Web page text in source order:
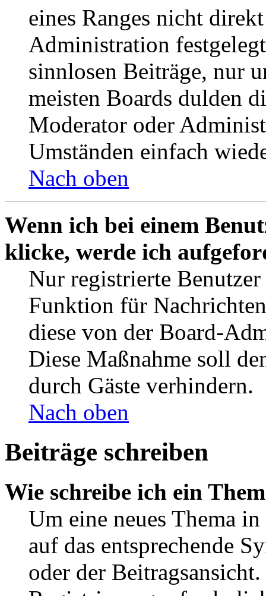
eines Ranges nicht
Administration
sinnlosen Beiträge, nur
meisten Boards dulden
Moderator oder
Umständen einfach
Nach oben
Wenn ich bei einem
klicke, werde ich
Nur registrierte
Funktion für
diese von der Board-
Diese Maßnahme soll
durch Gäste verhindern.
Nach oben
Beiträge schreiben
Wie schreibe ich ein
Um eine neues Thema
auf das entsprechende
oder der